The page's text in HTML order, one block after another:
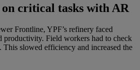
on critical tasks with AR
Frontline, YPF’s refinery faced
productivity. Field workers had to check
slowed efficiency and increased the